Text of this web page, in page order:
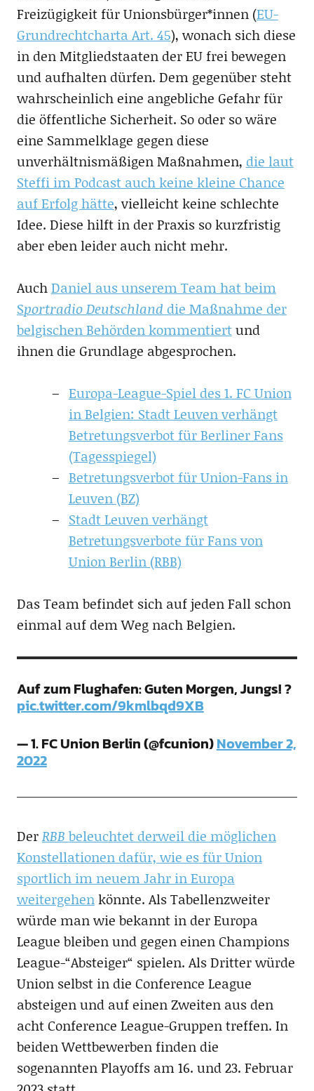
Freizügigkeit für Unionsbürger*innen (EU-
Grundrechtcharta Art. 45), wonach sich diese
in den Mitgliedstaaten der EU frei bewegen
und aufhalten dürfen. Dem gegenüber steht
wahrscheinlich eine angebliche Gefahr für
die öffentliche Sicherheit. So oder so wäre
eine Sammelklage gegen diese
unverhältnismäßigen Maßnahmen, die laut
Steffi im Podcast auch keine kleine Chance
auf Erfolg hätte, vielleicht keine schlechte
Idee. Diese hilft in der Praxis so kurzfristig
aber eben leider auch nicht mehr.
AuchDaniel aus unserem Team hat beim
Sportradio Deutschland die Maßnahme der
belgischen Behörden kommentiertund
ihnen die Grundlage abgesprochen.
Europa-League-Spiel des 1. FC Union
in Belgien: Stadt Leuven verhängt
Betretungsverbot für Berliner Fans
(Tagesspiegel)
Betretungsverbot für Union-Fans in
Leuven (BZ)
Stadt Leuven verhängt
Betretungsverbote für Fans von
Union Berlin (RBB)
Das Team befindet sich auf jeden Fall schon
einmal auf dem Weg nach Belgien.
Auf zum Flughafen: Guten Morgen, Jungs! ?
pic.twitter.com/9kmlbqd9XB
— 1. FC Union Berlin (@fcunion)November 2,
2022
DerRBB beleuchtet derweil die möglichen
Konstellationen dafür, wie es für Union
sportlich im neuem Jahr in Europa
weitergehenkönnte. Als Tabellenzweiter
würde man wie bekannt in der Europa
League bleiben und gegen einen Champions
League-“Absteiger“ spielen. Als Dritter würde
Union selbst in die Conference League
absteigen und auf einen Zweiten aus den
acht Conference League-Gruppen treffen. In
beiden Wettbewerben finden die
sogenannten Playoffs am 16. und 23. Februar